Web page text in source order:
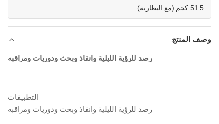
.51.5 كجم (مع البطارية)
وصف المنتج
رصد للرؤية الليلية وانقاذ وبحث ودوريات ومراقبه
التطبيقات
رصد للرؤية الليلية وانقاذ وبحث ودوريات ومراقبه